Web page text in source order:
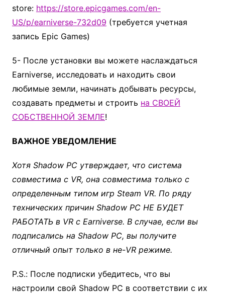
store: https://store.epicgames.com/en-
US/p/earniverse-732d09 (требуется учетная
запись Epic Games)
5- После установки вы можете наслаждаться
Earniverse, исследовать и находить свои
любимые земли, начинать добывать ресурсы,
создавать предметы и строить на СВОЕЙ
СОБСТВЕННОЙ ЗЕМЛЕ!
ВАЖНОЕ УВЕДОМЛЕНИЕ
Хотя Shadow PC утверждает, что система
совместима с VR, она совместима только с
определенным типом игр Steam VR. По ряду
технических причин Shadow PC НЕ БУДЕТ
РАБОТАТЬ в VR с Earniverse. В случае, если вы
подписались на Shadow PC, вы получите
отличный опыт только в не-VR режиме.
P.S.: После подписки убедитесь, что вы
настроили свой Shadow PC в соответствии с их